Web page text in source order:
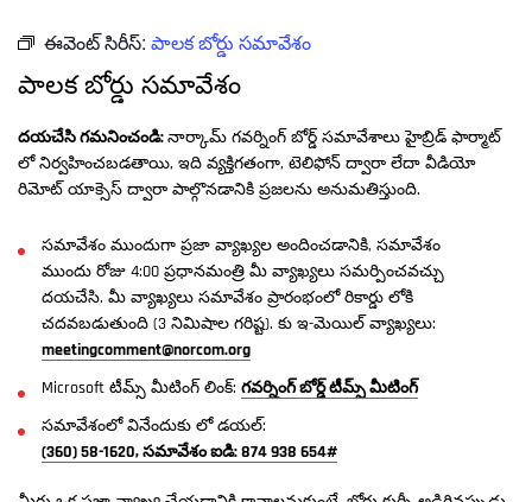
ఈవెంట్ సిరీస్: పాలక బోర్డు సమావేశం
పాలక బోర్డు సమావేశం
దయచేసి గమనించండి: నార్కామ్ గవర్నింగ్ బోర్డ్ సమావేశాలు హైబ్రిడ్ ఫార్మాట్
లో నిర్వహించబడతాయి, ఇది వ్యక్తిగతంగా, టెలిఫోన్ ద్వారా లేదా వీడియో
రిమోట్ యాక్సెస్ ద్వారా పాల్గొనడానికి ప్రజలను అనుమతిస్తుంది.
సమావేశం ముందుగా ప్రజా వ్యాఖ్యల అందించడానికి, సమావేశం
ముందు రోజు 4:00 ప్రధానమంత్రి మీ వ్యాఖ్యలు సమర్పించవచ్చు
దయచేసి. మీ వ్యాఖ్యలు సమావేశం ప్రారంభంలో రికార్డు లోకి
చదవబడుతుంది (3 నిమిషాల గరిష్ట). కు ఇ-మెయిల్ వ్యాఖ్యలు:
meetingcomment@norcom.org
Microsoft టీమ్స్ మీటింగ్ లింక్: గవర్నింగ్ బోర్డ్ టీమ్స్ మీటింగ్
సమావేశంలో వినేందుకు లో డయల్:
(360) 58-1620, సమావేశం ఐడి: 874 938 654#